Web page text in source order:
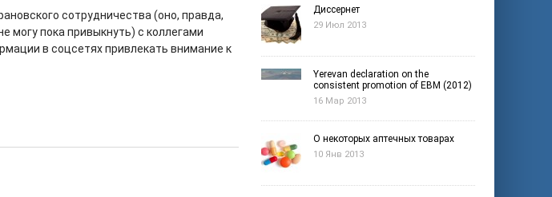
сотрудничества (оно, правда,
могу пока привыкнуть) с коллегами
в соцсетях привлекать внимание к
Диссернет
29 Июл 2013
Yerevan declaration on the
consistent promotion of EBM (2012)
16 Мар 2013
О некоторых аптечных товарах
10 Янв 2013